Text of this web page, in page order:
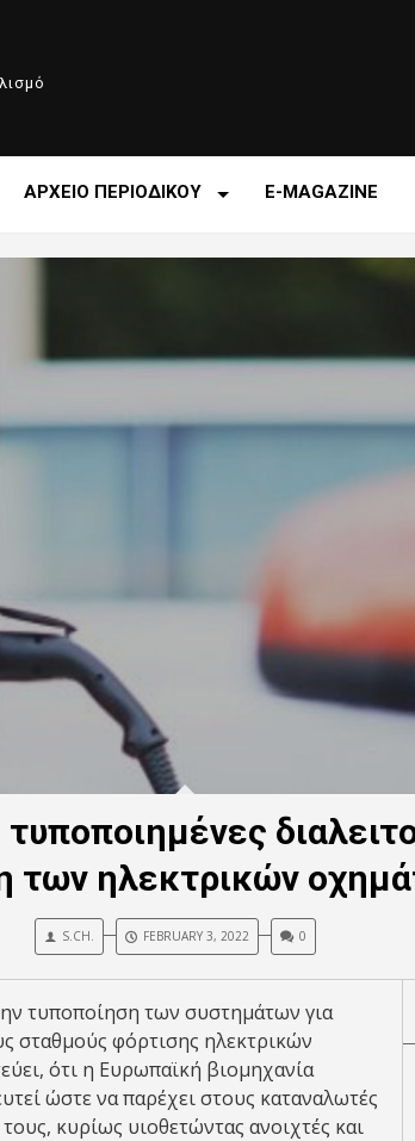
ΑΡΧΕΙΟ ΠΕΡΙΟΔΙΚΟΥ E-MAGAZINE
των ηλεκτρικών
S.CH. FEBRUARY 3, 2022 0
τυποποίηση των συστημάτων για
σταθμούς φόρτισης ηλεκτρικών
ότι η Ευρωπαϊκή βιομηχανία
ώστε να παρέχει στους καταναλωτές
κυρίως υιοθετώντας ανοιχτές και